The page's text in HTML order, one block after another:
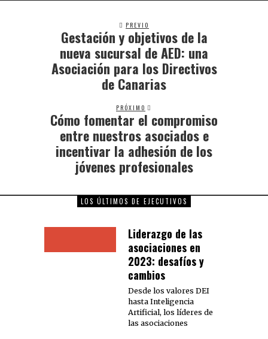
PREVIO
Gestación y objetivos de la
nueva sucursal de AED: una
Asociación para los Directivos
de Canarias
PRÓXIMO
Cómo fomentar el compromiso
entre nuestros asociados e
incentivar la adhesión de los
jóvenes profesionales
LOS ÚLTIMOS DE EJECUTIVOS
Liderazgo de las
asociaciones en
2023: desafíos y
cambios
Desde los valores DEI
hasta Inteligencia
Artificial, los líderes de
las asociaciones